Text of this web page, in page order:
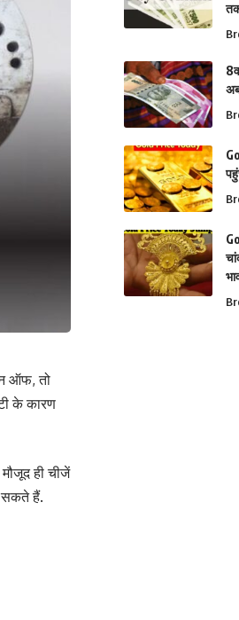
ऑफ, तो
के कारण
ही चीजें
सकते हैं.